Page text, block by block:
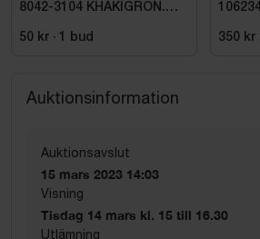
8042-3104 KHAKIGRÖN.
50 kr · 1 bud 350 kr
Auktionsinformation
Auktionsavslut
15 mars 2023 14:03
Visning
Tisdag 14 mars kl. 15 till 16.30
Utlämning